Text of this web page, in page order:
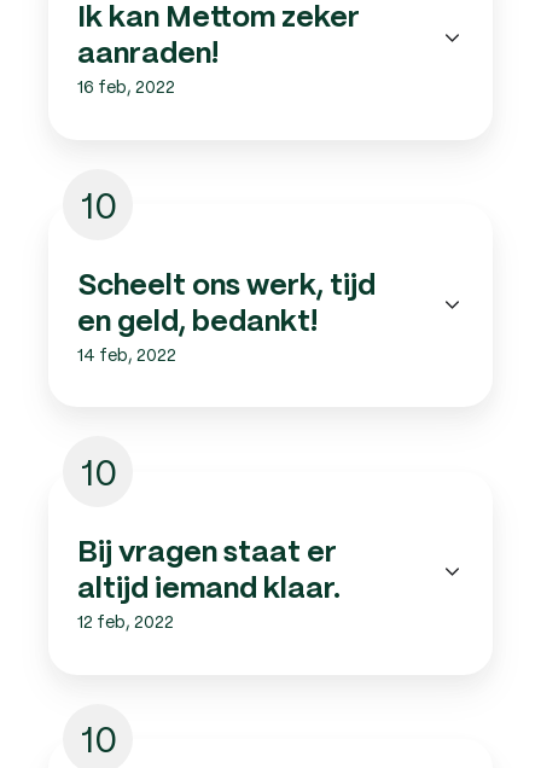
Ik kan Mettom zeker
aanraden!
16 feb, 2022
10
Scheelt ons werk, tijd
en geld, bedankt!
14 feb, 2022
10
Bij vragen staat er
altijd iemand klaar.
12 feb, 2022
10